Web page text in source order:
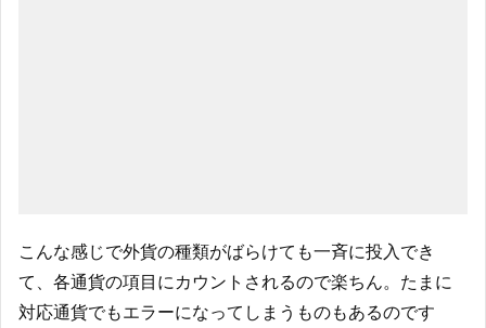
こんな感じで外貨の種類がばらけても一斉に投入でき
て、各通貨の項目にカウントされるので楽ちん。たまに
対応通貨でもエラーになってしまうものもあるのです